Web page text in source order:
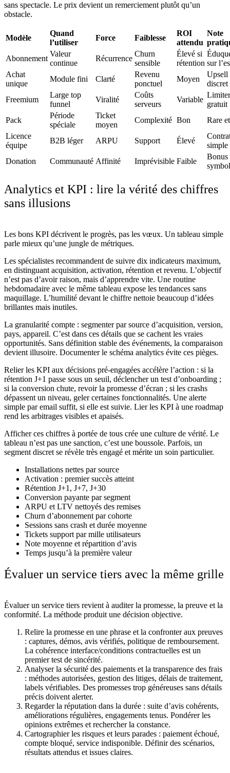
sans spectacle. Le prix devient un remerciement plutôt qu’un
obstacle.
Modèle
Quand
l’utiliser
Force Faiblesse
ROI
attendu
Note
Abonnement
Valeur
continue
Récurrence
Churn
sensible
Élevé si
rétention sur
Achat
unique
Module fini Clarté
Revenu
ponctuel
Moyen
Upsell
discret
Freemium
Large top
funnel
Viralité
Coûts
serveurs
Variable
Limiter
gratuit
Pack
Période
spéciale
Ticket
moyen
Complexité Bon
Rare
Licence
équipe
B2B léger ARPU Support Élevé
simple
Donation
Communauté Affinité Imprévisible Faible
Bonus
Analytics et KPI : lire la vérité des chiffres
sans illusions
Les bons KPI décrivent le progrès, pas les vœux. Un tableau simple
parle mieux qu’une jungle de métriques.
Les spécialistes recommandent de suivre dix indicateurs maximum,
en distinguant acquisition, activation, rétention et revenu. L’objectif
n’est pas d’avoir raison, mais d’apprendre vite. Une routine
hebdomadaire avec le même tableau expose les tendances sans
maquillage. L’humilité devant le chiffre nettoie beaucoup d’idées
brillantes mais inutiles.
La granularité compte : segmenter par source d’acquisition, version,
pays, appareil. C’est dans ces détails que se cachent les vraies
opportunités. Sans définition stable des événements, la comparaison
devient illusoire. Documenter le schéma analytics évite ces pièges.
Relier les KPI aux décisions pré-engagées accélère l’action : si la
rétention J+1 passe sous un seuil, déclencher un test d’onboarding ;
si la conversion chute, revoir la promesse d’écran ; si les crashs
dépassent un niveau, geler certaines fonctionnalités. Une alerte
simple par email suffit, si elle est suivie. Lier les KPI à une roadmap
rend les arbitrages visibles et apaisés.
Afficher ces chiffres à portée de tous crée une culture de vérité. Le
tableau n’est pas une sanction, c’est une boussole. Parfois, un
segment discret se révèle très engagé et mérite un soin particulier.
Installations nettes par source
Activation : premier succès atteint
Rétention J+1, J+7, J+30
Conversion payante par segment
ARPU et LTV nettoyés des remises
Churn d’abonnement par cohorte
Sessions sans crash et durée moyenne
Tickets support par mille utilisateurs
Note moyenne et répartition d’avis
Temps jusqu’à la première valeur
Évaluer un service tiers avec la même grille
Évaluer un service tiers revient à auditer la promesse, la preuve et la
conformité. La méthode produit une décision objective.
Relire la promesse en une phrase et la confronter aux preuves
: captures, démos, avis vérifiés, politique de remboursement.
La cohérence interface/conditions contractuelles est un
premier test de sincérité.
Analyser la sécurité des paiements et la transparence des frais
: méthodes autorisées, gestion des litiges, délais de traitement,
labels vérifiables. Des promesses trop généreuses sans détails
précis doivent alerter.
Regarder la réputation dans la durée : suite d’avis cohérents,
améliorations régulières, engagements tenus. Pondérer les
opinions extrêmes et rechercher la constance.
Cartographier les risques et leurs parades : paiement échoué,
compte bloqué, service indisponible. Définir des scénarios,
résultats attendus et issues claires.